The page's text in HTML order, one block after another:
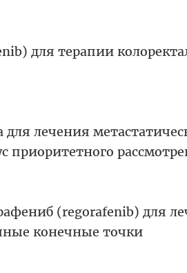
для терапии
лечения
приоритетного
(regorafenib) для
конечные точки